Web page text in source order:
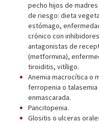
pecho hijos de
de riesgo: dieta
estómago,
crónico con
antagonistas de
(metformina),
tiroiditis, vitíligo.
Anemia macrocítica o
ferropenia o
enmascarada.
Pancitopenia.
Glositis o ulceras